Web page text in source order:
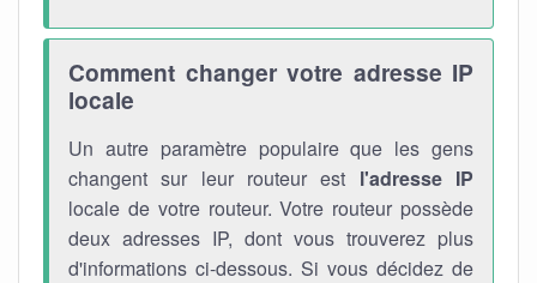
Comment changer votre adresse IP
locale
Un autre paramètre populaire que les gens
changent sur leur routeur est l'adresse IP
locale de votre routeur. Votre routeur possède
deux adresses IP, dont vous trouverez plus
d'informations ci-dessous. Si vous décidez de